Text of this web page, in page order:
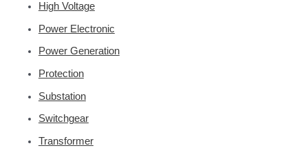
High Voltage
Power Electronic
Power Generation
Protection
Substation
Switchgear
Transformer